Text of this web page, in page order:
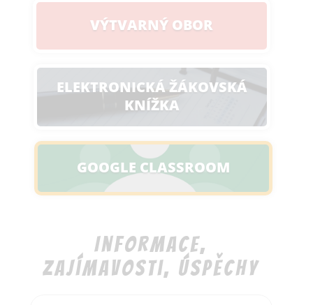
VÝTVARNÝ OBOR
ELEKTRONICKÁ ŽÁKOVSKÁ
KNÍŽKA
GOOGLE CLASSROOM
Informace,
zajímavosti, úspěchy